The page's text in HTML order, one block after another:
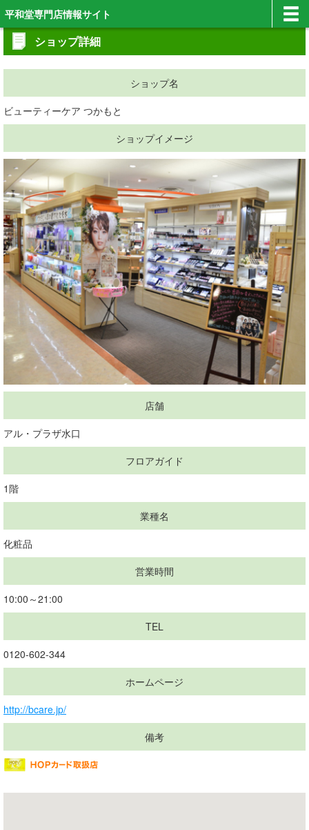
平和堂専門店情報サイト
ショップ詳細
ショップ名
ビューティーケア つかもと
ショップイメージ
店舗
アル・プラザ水口
フロアガイド
1階
業種名
化粧品
営業時間
10:00～21:00
TEL
0120-602-344
ホームページ
http://bcare.jp/
備考